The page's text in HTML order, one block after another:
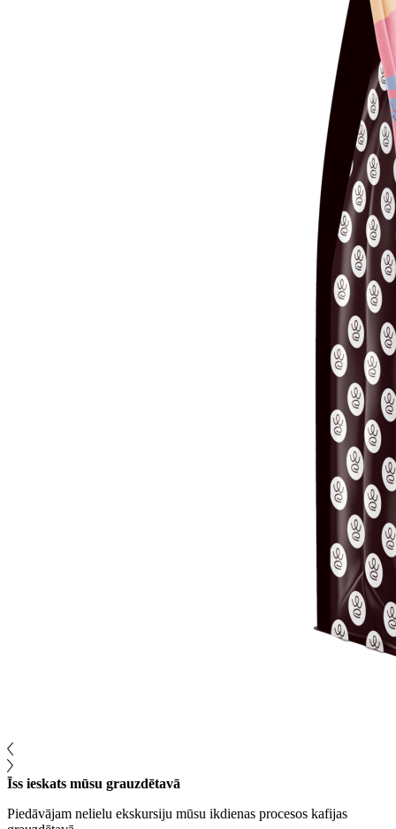
Īss ieskats mūsu grauzdētavā
Piedāvājam nelielu ekskursiju mūsu ikdienas procesos kafijas